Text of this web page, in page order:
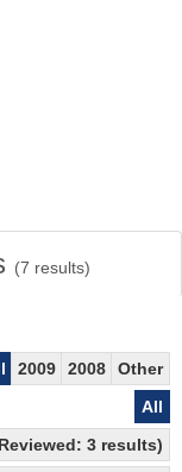
(7 results)
2009 2008
Other
All
3 results)